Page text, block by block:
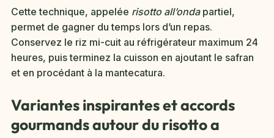
Cette technique, appelée risotto all’ondapartiel,
permet de gagner du temps lors d’un repas.
Conservez le riz mi-cuit au réfrigérateur maximum 24
heures, puis terminez la cuisson en ajoutant le safran
et en procédant à la mantecatura.
Variantes inspirantes et accords
gourmands autour du risotto a